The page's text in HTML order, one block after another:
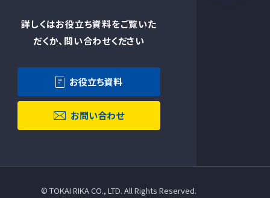
詳しくはお役立ち資料をご覧いた
だくか、問い合わせください
お役立ち資料
お問い合わせ
©︎ TOKAI RIKA CO., LTD. All Rights Reserved.